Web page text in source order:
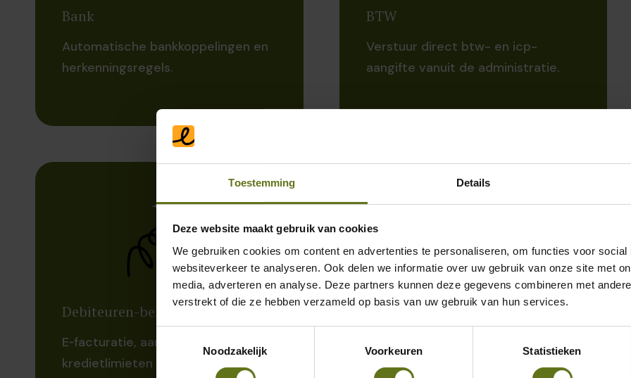
Toestemming Details
Deze website maakt gebruik van cookies
We gebruiken cookies om content en advertenties te personaliseren, om functies voor social
websiteverkeer te analyseren. Ook delen we informatie over uw gebruik van onze site met
media, adverteren en analyse. Deze partners kunnen deze gegevens combineren met
verstrekt of die ze hebben verzameld op basis van uw gebruik van hun services.
Noodzakelijk
Voorkeuren Statistieken
Bank
Automatische bankkoppelingen en
herkenningsregels.
BTW
Verstuur direct btw- en icp-
aangifte vanuit de administratie.
Debiteuren-beheer
E‑facturatie, aanmaningen,
kredietlimieten en
Grootboek & Dimensies
budgetteren per eigen dimensies